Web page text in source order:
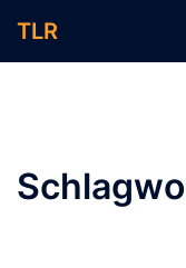
Inhalt
TLR